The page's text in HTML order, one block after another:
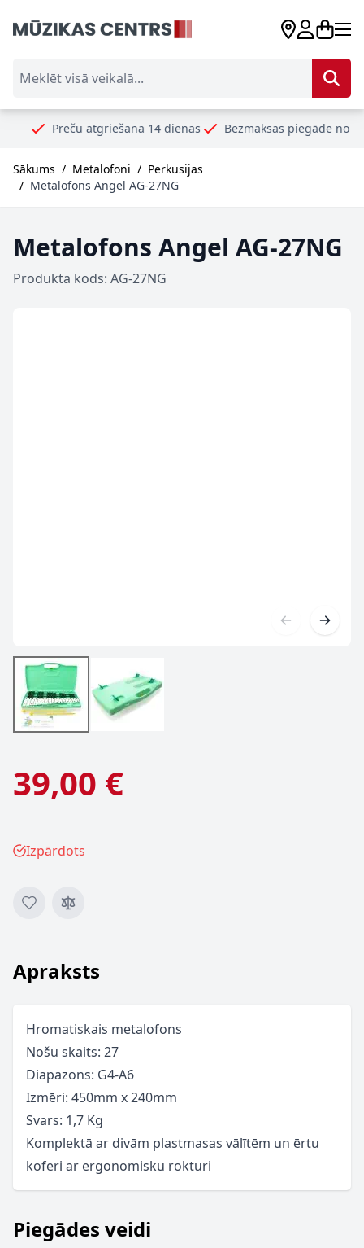
atgriešana 14 dienas Bezmaksas piegāde no 99€
Sākums / Metalofoni / Perkusijas
/ Metalofons Angel AG-27NG
Metalofons Angel AG-27NG
Produkta kods: AG-27NG
39,00 €
Izpārdots
Apraksts
Hromatiskais metalofons
Nošu skaits: 27
Diapazons: G4-A6
Izmēri: 450mm x 240mm
Svars: 1,7 Kg
Komplektā ar divām plastmasas vālītēm un ērtu
koferi ar ergonomisku rokturi
Piegādes veidi